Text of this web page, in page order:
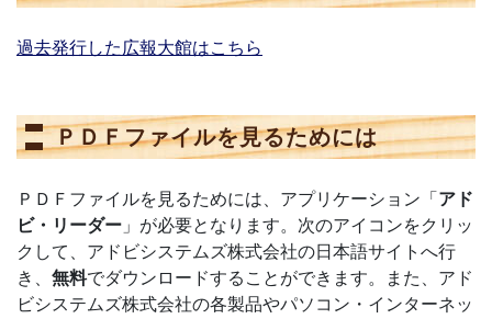
過去発行した広報大館はこちら
ＰＤＦファイルを見るためには
ＰＤＦファイルを見るためには、アプリケーション「アド
ビ・リーダー 」が必要となります。次のアイコンをクリッ
クして、アドビシステムズ株式会社の日本語サイトへ行
き、 無料でダウンロードすることができます。また、アド
ビシステムズ株式会社の各製品やパソコン・インターネッ